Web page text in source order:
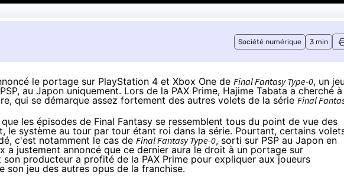
Société numérique 3 min
le portage sur PlayStation 4 et Xbox One de Final Fantasy Type-0, un jeu
au Japon uniquement. Lors de la PAX Prime, Hajime Tabata a cherché à
qui se démarque assez fortement des autres volets de la série Final
les épisodes de Final Fantasy se ressemblent tous du point de vue des
le système au tour par tour étant roi dans la série. Pourtant, certains
c'est notamment le cas de Final Fantasy Type-0, sorti sur PSP au Japon en
a justement annoncé que ce dernier aura le droit à un portage sur
son producteur a profité de la PAX Prime pour expliquer aux joueurs
jeu des autres opus de la franchise.